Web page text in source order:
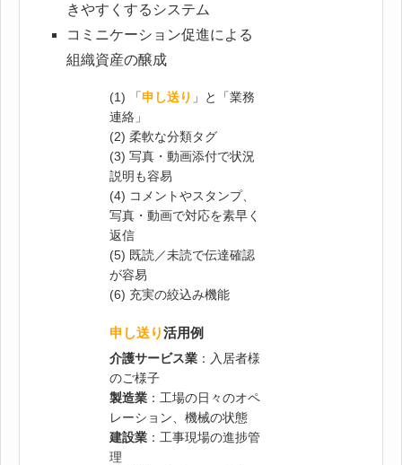
きやすくするシステム
コミニケーション促進による
組織資産の醸成
(1) 「申し送り 」と「業務
連絡」
(2) 柔軟な分類タグ
(3) 写真・動画添付で状況
説明も容易
(4) コメントやスタンプ、
写真・動画で対応を素早く
返信
(5) 既読／未読で伝達確認
が容易
(6) 充実の絞込み機能
申し送り活用例
介護サービス業 ：入居者様
のご様子
製造業 ：工場の日々のオペ
レーション、機械の状態
建設業 ：工事現場の進捗管
理